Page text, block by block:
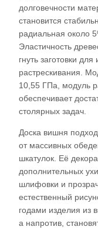
долговечности
становится
радиальная около
Эластичность
гнуть заготовки
растрескивания.
10,55 ГПа, модуль
обеспечивает
столярных задач.​
Доска вишня
от массивных
шкатулок. Её
дополнительных
шлифовки и
естественный
годами изделия из
а напротив,